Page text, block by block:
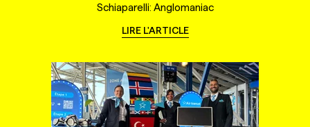
Schiaparelli: Anglomaniac
LIRE L'ARTICLE